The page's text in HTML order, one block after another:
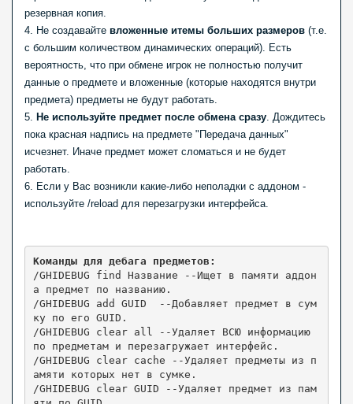
резервная копия.
4. Не создавайте вложенные итемы больших размеров (т.е.
с большим количеством динамических операций). Есть
вероятность, что при обмене игрок не полностью получит
данные о предмете и вложенные (которые находятся внутри
предмета) предметы не будут работать.
5. Не используйте предмет после обмена сразу. Дождитесь
пока красная надпись на предмете "Передача данных"
исчезнет. Иначе предмет может сломаться и не будет
работать.
6. Если у Вас возникли какие-либо неполадки с аддоном -
используйте /reload для перезагрузки интерфейса.
Команды для дебага предметов:
/GHIDEBUG find Название --Ищет в памяти аддон
а предмет по названию.
/GHIDEBUG add GUID  --Добавляет предмет в сум
ку по его GUID.
/GHIDEBUG clear all --Удаляет ВСЮ информацию
по предметам и перезагружает интерфейс.
/GHIDEBUG clear cache --Удаляет предметы из п
амяти которых нет в сумке.
/GHIDEBUG clear GUID --Удаляет предмет из пам